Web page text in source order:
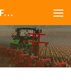
Landwirtschafts Simulator 25 Mods | Farming Simulator 25 Mods | FS25 Mods